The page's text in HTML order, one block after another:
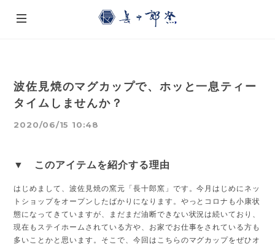
波佐見焼のマグカップで、ホッと一息ティー
タイムしませんか？
2020/06/15 10:48
▼ このアイテムを紹介する理由
はじめまして、波佐見焼の窯元「長十郎窯」です。今月はじめにネッ
トショップをオープンしたばかりになります。やっとコロナも小康状
態になってきていますが、まだまだ油断できない状況は続いており、
現在もステイホームされている方や、お家でお仕事をされている方も
多いことかと思います。そこで、今回はこちらのマグカップをぜひオ